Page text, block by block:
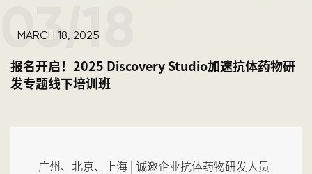
03/18
MARCH 18, 2025
报名开启！2025 Discovery Studio加速抗体药物研
发专题线下培训班
广州、北京、上海 | 诚邀企业抗体药物研发人员